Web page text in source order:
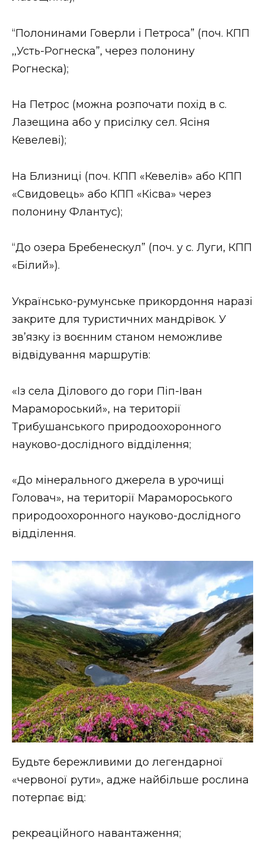
“Полонинами Говерли і Петроса” (поч. КПП
,,Усть-Рогнеска”, через полонину
Рогнеска);
На Петрос (можна розпочати похід в с.
Лазещина або у присілку сел. Ясіня
Кевелеві);
На Близниці (поч. КПП «Кевелів» або КПП
«Свидовець» або КПП «Кісва» через
полонину Флантус);
“До озера Бребенескул” (поч. у с. Луги, КПП
«Білий»).
Українсько-румунське прикордоння наразі
закрите для туристичних мандрівок. У
зв’язку із воєнним станом неможливе
відвідування маршрутів:
«Із села Ділового до гори Піп-Іван
Марамороський», на території
Трибушанського природоохоронного
науково-дослідного відділення;
«До мінерального джерела в урочищі
Головач», на території Марамороського
природоохоронного науково-дослідного
відділення.
Будьте бережливими до легендарної
«червоної рути», адже найбільше рослина
потерпає від:
рекреаційного навантаження;